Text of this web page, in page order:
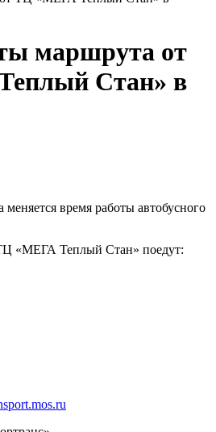
маршрута от
Стан» в
меняется время работы автобусного
«МЕГА Теплый Стан» поедут: